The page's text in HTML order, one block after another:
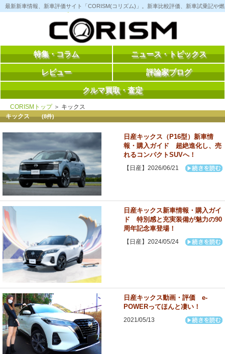
コ
ン
へ
最新新車情報、新車評価サイト「CORISM(コリズム)」。新車比較評価、新車試乗記や
特集・コラム ニュース・トピックス
レビュー 評論家ブログ
クルマ買取・査定
CORISMトップ＞ キックス
キックス(8件)
日産キックス（P16型）新車情
報・購入ガイド 超絶進化し、売
れるコンパクトSUVへ！
【日産】2026/06/21
日産キックス新車情報・購入ガイ
ド 特別感と充実装備が魅力の90
周年記念車登場！
【日産】2024/05/24
日産キックス動画・評価 e-
POWERってほんと凄い！
2021/05/13